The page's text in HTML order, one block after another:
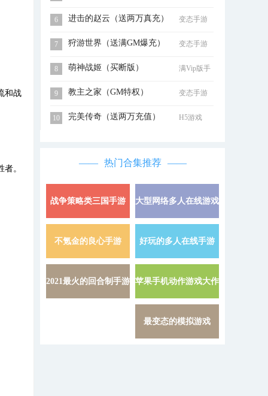
和战
。
6 进击的赵云（送两万真充） 变态手游
7 狩游世界（送满GM爆充） 变态手游
8 萌神战姬（买断版）
满Vip版手
9
教主之家（GM特权） 变态手游
10 完美传奇（送两万充值） H5游戏
热门合集推荐
战争策略类三国手游 详情 »
大型网络多人在线游戏
不氪金的良心手游 详情 »
好玩的多人在线手游
2021最火的回合制手游 详情 »
苹果手机动作游戏大作
最变态的模拟游戏